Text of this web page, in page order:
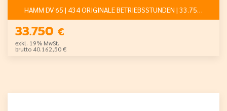
HAMM DV 65 | 434 ORIGINALE BETRIEBSSTUNDEN | 33.750€
33.750 €
exkl. 19% MwSt.
brutto 40.162,50 €